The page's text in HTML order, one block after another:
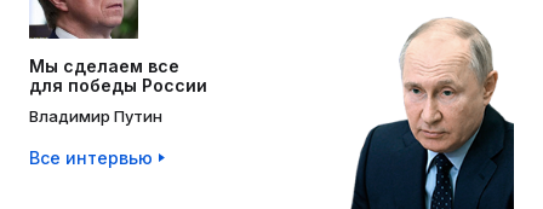
Мы сделаем все
для победы России
Владимир Путин
Все интервью